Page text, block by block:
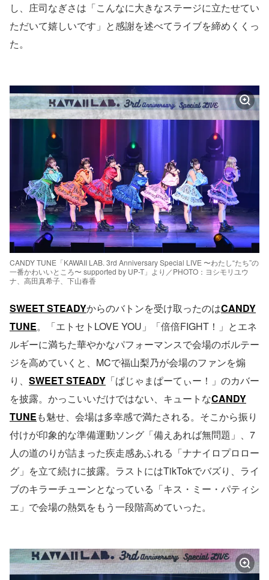
し、庄司なぎさは「こんなに大きなステージに立たせてい
ただいて嬉しいです」と感謝を述べてライブを締めくくっ
た。
CANDY TUNE「KAWAII LAB. 3rd Anniversary Special LIVE 〜わたし“たち”の
一番かわいいところ〜 supported by UP-T」より／PHOTO：ヨシモリユウ
ナ、高田真希子、下山春香
SWEET STEADYからのバトンを受け取ったのはCANDY
TUNE。「エトセトLOVE YOU」「倍倍FIGHT！」とエネ
ルギーに満ちた華やかなパフォーマンスで会場のボルテー
ジを高めていくと、MCで福山梨乃が会場のファンを煽
り、 SWEET STEADY 「ぱじゃまぱーてぃー！」のカバー
を披露。かっこいいだけではない、キュートなCANDY
TUNEも魅せ、会場は多幸感で満たされる。そこから振り
付けが印象的な準備運動ソング「備えあれば無問題」、7
人の道のりが詰まった疾走感あふれる「ナナイロプロロー
グ」を立て続けに披露。ラストにはTikTokでバズり、ライ
ブのキラーチューンとなっている「キス・ミー・パティシ
エ」で会場の熱気をもう一段階高めていった。